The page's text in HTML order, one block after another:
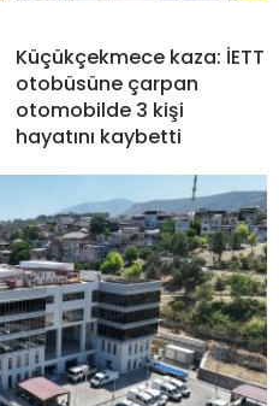
Küçükçekmece kaza: İETT
otobüsüne çarpan
otomobilde 3 kişi
hayatını kaybetti